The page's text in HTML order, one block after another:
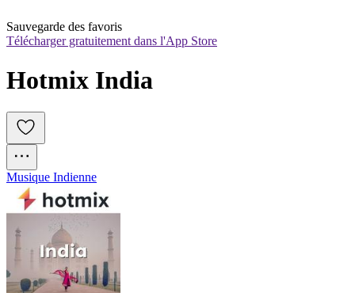
Sauvegarde des favoris
Télécharger gratuitement dans l'App Store
Hotmix India
Musique Indienne